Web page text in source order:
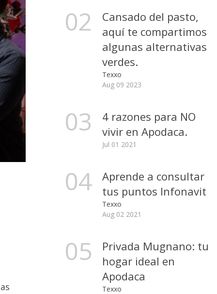
02
Cansado del pasto,
aquí te compartimos
algunas alternativas
verdes.
Texxo
Aug 09 2023
03
4 razones para NO
vivir en Apodaca.
Jul 01 2021
04
Aprende a consultar
tus puntos Infonavit
Texxo
Aug 02 2021
05
Privada Mugnano: tu
hogar ideal en
Apodaca
Texxo